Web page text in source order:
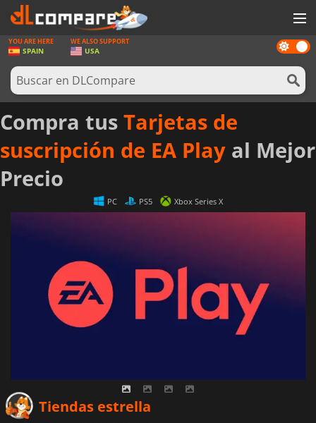
JUEGOS
TARJETAS PREPAGO
SOFTWARE
REWARDS
HARDWARE
NOTICIAS
Dark
mode
YOU ARE HERE
SPAIN
WE ALSO SUPPORT
USA
Compra tus Tarjetas de
suscripción de EA Play al Mejor
Precio
PC PS5 Xbox Series X
Tiendas estrella